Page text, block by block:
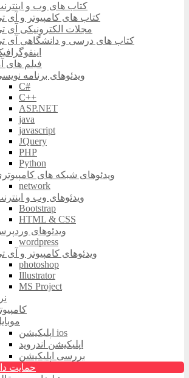
کتاب های وب و
کتاب های کامپیوتر و آی
مجلات الکترونیکی آی
کتاب های درسی و دانشگاهی آی
فیلم های
ویدئوهای برنامه
C#
C++
ASP.NET
java
javascript
JQuery
PHP
Python
ویدئوهای شبکه های
network
ویدئوهای وب و
Bootstrap
HTML & CSS
ویدئوهای
wordpress
ویدئوهای کامپیوتر و آی
photoshop
Illustrator
MS Project
اپلیکیشن ios
اپلیکیشن اندروید
بررسی اپلیکیشن
حمایت